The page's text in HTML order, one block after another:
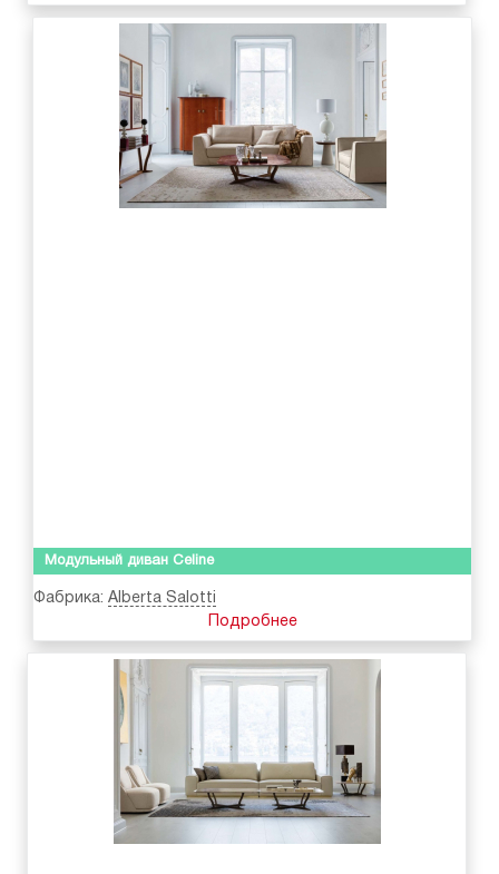
Модульный диван Celine
Фабрика: Alberta Salotti
Подробнее